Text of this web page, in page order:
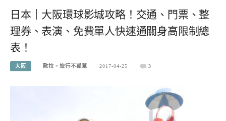
日本｜大阪環球影城攻略！交通、門票、整
理券、表演、免費單人快速通關身高限制總
表！
大阪 歐拉。旅行不孤單 2017-04-25 3